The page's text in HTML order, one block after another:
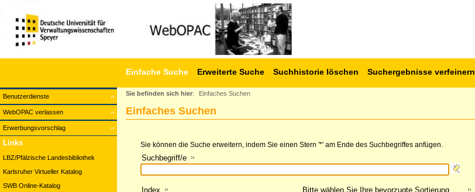
Benutzerdienste
WebOPAC verlassen
Erwerbungsvorschlag
Einfache Suche Erweiterte Suche Suchhistorie löschen Suchergebnisse verfeinern
Links
LBZ/Pfälzische Landesbibliothek
Karlsruher Virtueller Katalog
SWB Online-Katalog
Sie befinden sich hier: Einfaches Suchen
Einfaches Suchen
Sie können die Suche erweitern, indem Sie einen Stern '*' am Ende des Suchbegriffes anfügen.
Suchbegriff/e
Index
Bitte wählen Sie Ihre bevorzugte Sortierung